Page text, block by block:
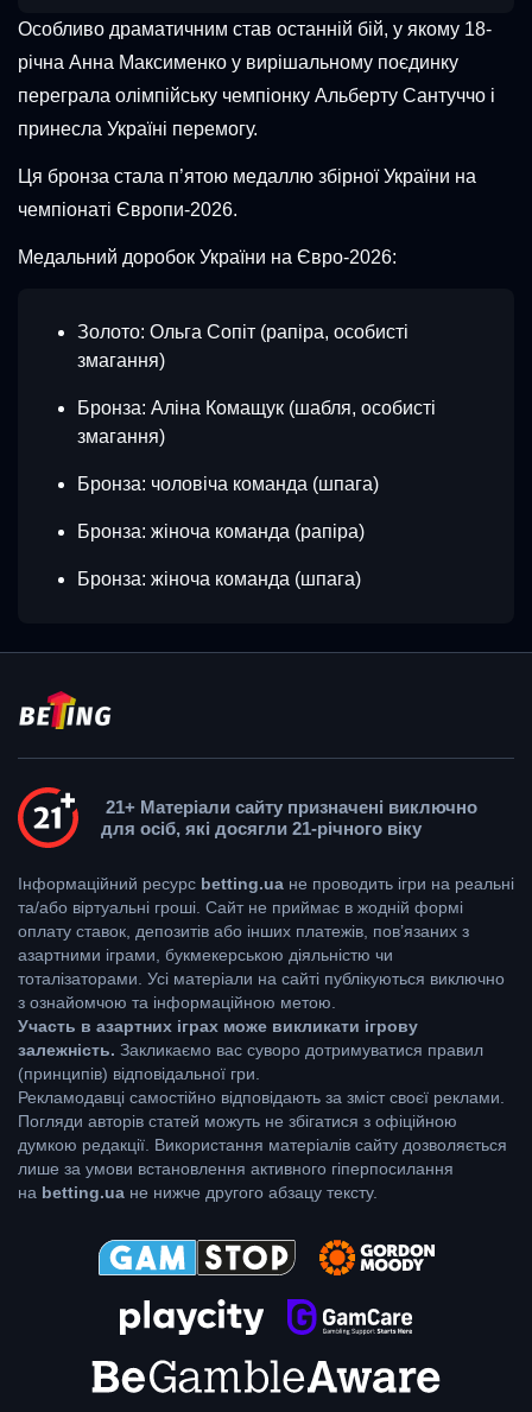
Особливо драматичним став останній бій, у якому 18-
річна Анна Максименко у вирішальному поєдинку
переграла олімпійську чемпіонку Альберту Сантуччо і
принесла Україні перемогу.
Ця бронза стала п’ятою медаллю збірної України на
чемпіонаті Європи-2026.
Медальний доробок України на Євро-2026:
Золото: Ольга Сопіт (рапіра, особисті
змагання)
Бронза: Аліна Комащук (шабля, особисті
змагання)
Бронза: чоловіча команда (шпага)
Бронза: жіноча команда (рапіра)
Бронза: жіноча команда (шпага)
21+ Матеріали сайту призначені виключно
для осіб, які досягли 21-річного віку
Інформаційний ресурс betting.ua не проводить ігри на реальні
та/або віртуальні гроші. Сайт не приймає в жодній формі
оплату ставок, депозитів або інших платежів, пов’язаних з
азартними іграми, букмекерською діяльністю чи
тоталізаторами. Усі матеріали на сайті публікуються виключно
з ознайомчою та інформаційною метою.
Участь в азартних іграх може викликати ігрову
залежність. Закликаємо вас суворо дотримуватися правил
(принципів) відповідальної гри.
Рекламодавці самостійно відповідають за зміст своєї реклами.
Погляди авторів статей можуть не збігатися з офіційною
думкою редакції. Використання матеріалів сайту дозволяється
лише за умови встановлення активного гіперпосилання
на betting.ua не нижче другого абзацу тексту.